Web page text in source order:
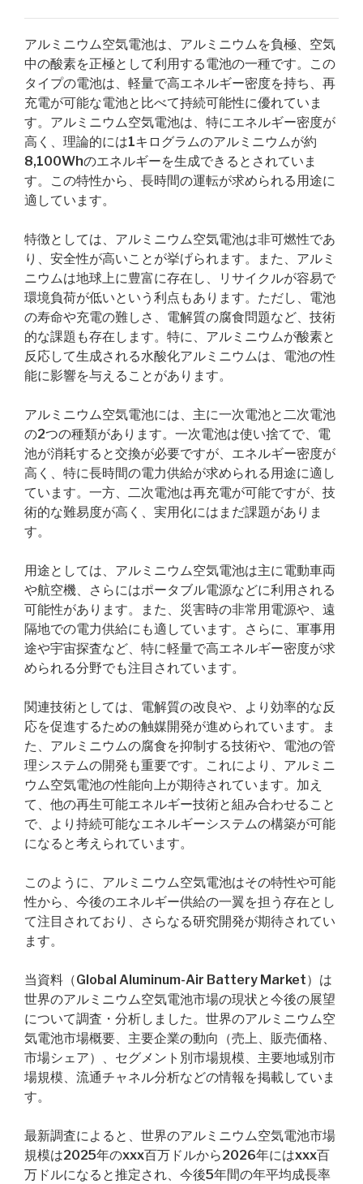
アルミニウム空気電池は、アルミニウムを負極、空気
中の酸素を正極として利用する電池の一種です。この
タイプの電池は、軽量で高エネルギー密度を持ち、再
充電が可能な電池と比べて持続可能性に優れていま
す。アルミニウム空気電池は、特にエネルギー密度が
高く、理論的には1キログラムのアルミニウムが約
8,100Whのエネルギーを生成できるとされていま
す。この特性から、長時間の運転が求められる用途に
適しています。
特徴としては、アルミニウム空気電池は非可燃性であ
り、安全性が高いことが挙げられます。また、アルミ
ニウムは地球上に豊富に存在し、リサイクルが容易で
環境負荷が低いという利点もあります。ただし、電池
の寿命や充電の難しさ、電解質の腐食問題など、技術
的な課題も存在します。特に、アルミニウムが酸素と
反応して生成される水酸化アルミニウムは、電池の性
能に影響を与えることがあります。
アルミニウム空気電池には、主に一次電池と二次電池
の2つの種類があります。一次電池は使い捨てで、電
池が消耗すると交換が必要ですが、エネルギー密度が
高く、特に長時間の電力供給が求められる用途に適し
ています。一方、二次電池は再充電が可能ですが、技
術的な難易度が高く、実用化にはまだ課題がありま
す。
用途としては、アルミニウム空気電池は主に電動車両
や航空機、さらにはポータブル電源などに利用される
可能性があります。また、災害時の非常用電源や、遠
隔地での電力供給にも適しています。さらに、軍事用
途や宇宙探査など、特に軽量で高エネルギー密度が求
められる分野でも注目されています。
関連技術としては、電解質の改良や、より効率的な反
応を促進するための触媒開発が進められています。ま
た、アルミニウムの腐食を抑制する技術や、電池の管
理システムの開発も重要です。これにより、アルミニ
ウム空気電池の性能向上が期待されています。加え
て、他の再生可能エネルギー技術と組み合わせること
で、より持続可能なエネルギーシステムの構築が可能
になると考えられています。
このように、アルミニウム空気電池はその特性や可能
性から、今後のエネルギー供給の一翼を担う存在とし
て注目されており、さらなる研究開発が期待されてい
ます。
当資料（Global Aluminum-Air Battery Market）は
世界のアルミニウム空気電池市場の現状と今後の展望
について調査・分析しました。世界のアルミニウム空
気電池市場概要、主要企業の動向（売上、販売価格、
市場シェア）、セグメント別市場規模、主要地域別市
場規模、流通チャネル分析などの情報を掲載していま
す。
最新調査によると、世界のアルミニウム空気電池市場
規模は2025年のxxx百万ドルから2026年にはxxx百
万ドルになると推定され、今後5年間の年平均成長率